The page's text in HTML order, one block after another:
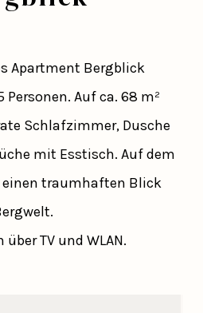
Apartment Bergblick
Auf ca. 68 m²
Schlafzimmer, Dusche
mit Esstisch. Auf dem
einen traumhaften Blick
TV und WLAN.